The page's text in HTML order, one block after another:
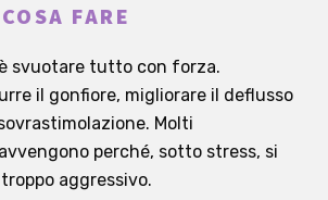
FARE
svuotare tutto con forza.
il gonfiore, migliorare il deflusso
Molti
perché, sotto stress, si
aggressivo.